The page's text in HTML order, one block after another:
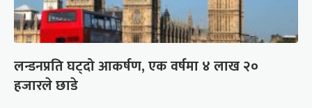
लन्डनप्रति घट्दो आकर्षण, एक वर्षमा ४ लाख २०
हजारले छाडे